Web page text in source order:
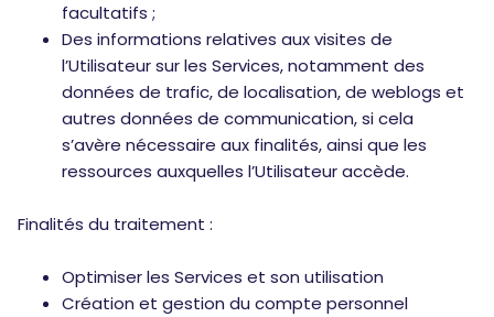
facultatifs ;
Des informations relatives aux visites de
l’Utilisateur sur les Services, notamment des
données de trafic, de localisation, de weblogs et
autres données de communication, si cela
s’avère nécessaire aux finalités, ainsi que les
ressources auxquelles l’Utilisateur accède.
Finalités du traitement :
Optimiser les Services et son utilisation
Création et gestion du compte personnel